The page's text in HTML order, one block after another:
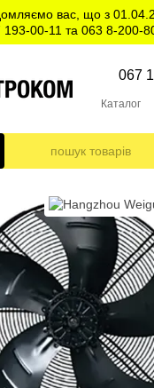
контентувас, що з
00-11 та 063 8-200-
067
Каталог